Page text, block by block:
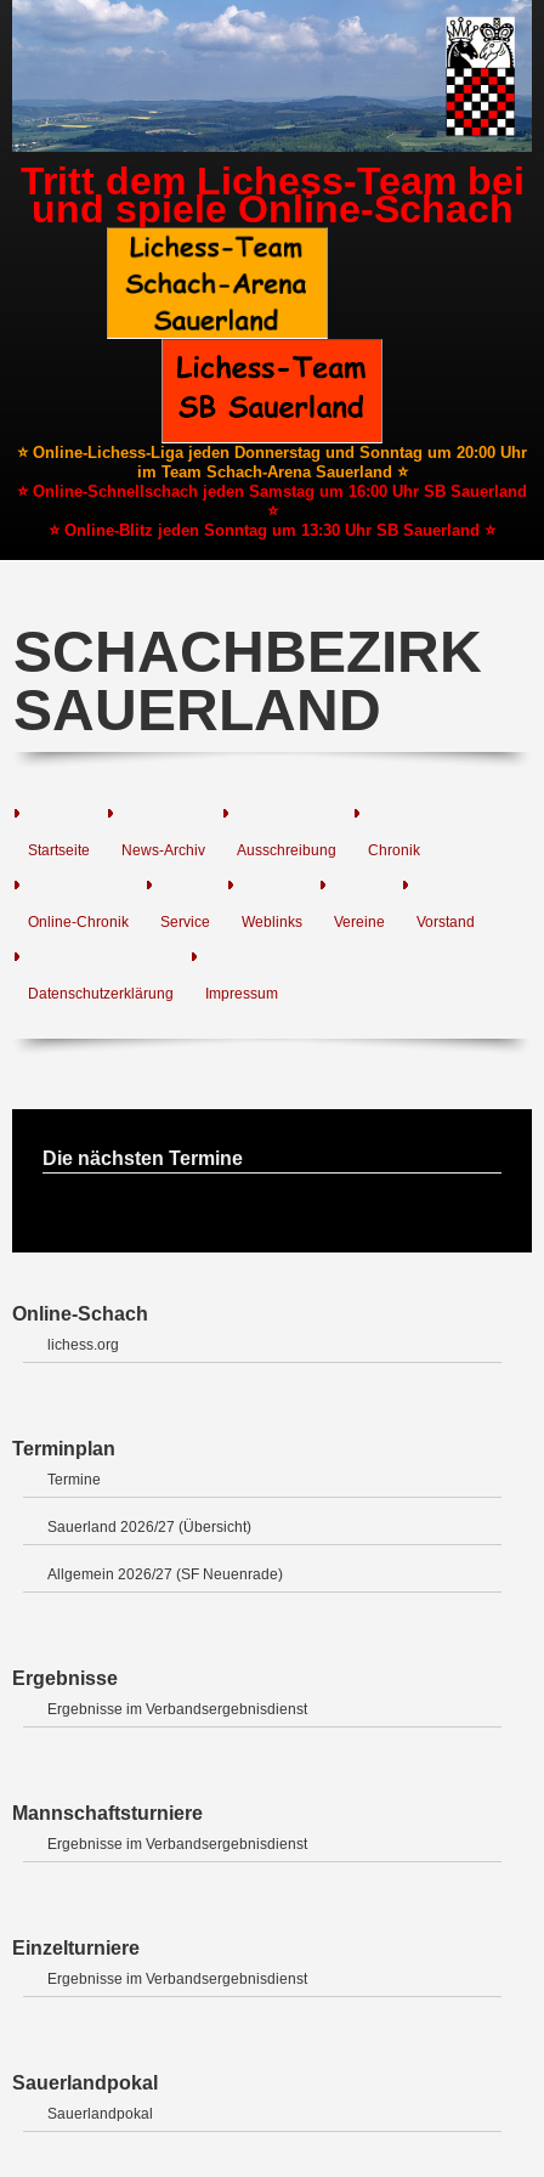
Tritt dem Lichess-Team bei
und spiele Online-Schach
⭐ Online-Lichess-Liga jeden Donnerstag und Sonntag um 20:00 Uhr
im Team Schach-Arena Sauerland ⭐
⭐ Online-Schnellschach jeden Samstag um 16:00 Uhr SB Sauerland
⭐
⭐ Online-Blitz jeden Sonntag um 13:30 Uhr SB Sauerland ⭐
SCHACHBEZIRK
SAUERLAND
Startseite News-Archiv Ausschreibung Chronik
Online-Chronik Service Weblinks Vereine Vorstand
Datenschutzerklärung Impressum
Die nächsten Termine
Online-Schach
lichess.org
Terminplan
Termine
Sauerland 2026/27 (Übersicht)
Allgemein 2026/27 (SF Neuenrade)
Ergebnisse
Ergebnisse im Verbandsergebnisdienst
Mannschaftsturniere
Ergebnisse im Verbandsergebnisdienst
Einzelturniere
Ergebnisse im Verbandsergebnisdienst
Sauerlandpokal
Sauerlandpokal